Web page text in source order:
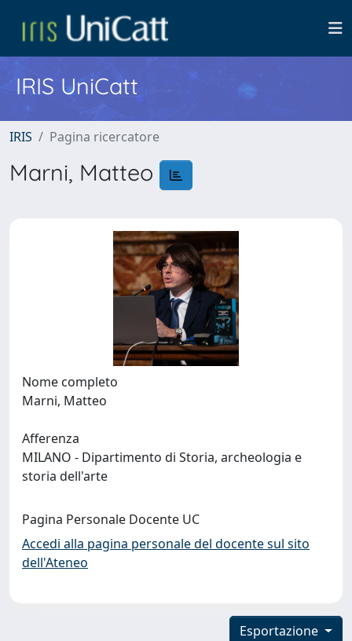
IRIS UniCatt
IRIS Pagina ricercatore
Marni, Matteo
Nome completo
Marni, Matteo
Afferenza
MILANO - Dipartimento di Storia, archeologia e
storia dell'arte
Pagina Personale Docente UC
Accedi alla pagina personale del docente sul sito
dell'Ateneo
Esportazione